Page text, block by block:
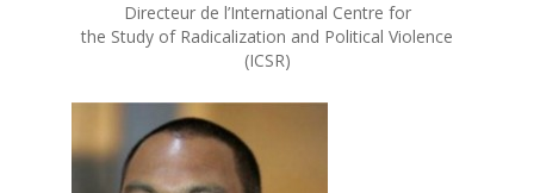
Directeur de l’International Centre for
the Study of Radicalization and Political Violence
(ICSR)